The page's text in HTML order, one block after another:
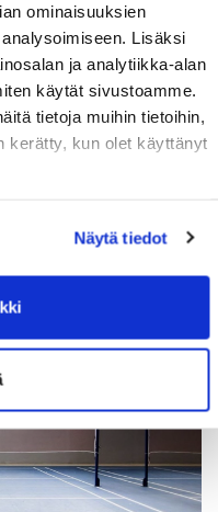
ominaisuuksien
Lisäksi
ja analytiikka-alan
käytät sivustoamme.
tietoja muihin tietoihin,
kerätty, kun olet käyttänyt
Näytä tiedot